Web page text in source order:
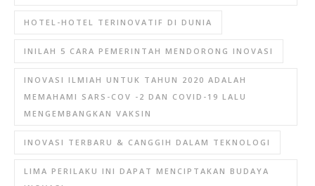
HOTEL-HOTEL TERINOVATIF DI DUNIA
INILAH 5 CARA PEMERINTAH MENDORONG INOVASI
INOVASI ILMIAH UNTUK TAHUN 2020 ADALAH
MEMAHAMI SARS-COV -2 DAN COVID-19 LALU
MENGEMBANGKAN VAKSIN
INOVASI TERBARU & CANGGIH DALAM TEKNOLOGI
LIMA PERILAKU INI DAPAT MENCIPTAKAN BUDAYA